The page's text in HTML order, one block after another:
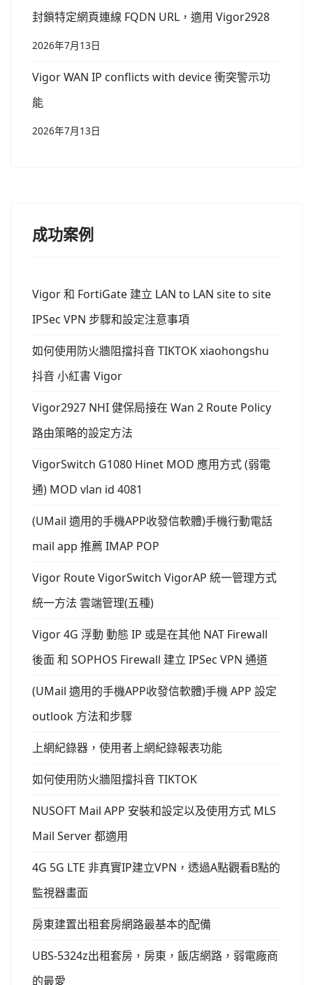
封鎖特定網頁連線 FQDN URL，適用 Vigor2928
2026年7月13日
Vigor WAN IP conflicts with device 衝突警示功
能
2026年7月13日
成功案例
Vigor 和 FortiGate 建立 LAN to LAN site to site
IPSec VPN 步驟和設定注意事項
如何使用防火牆阻擋抖音 TIKTOK xiaohongshu
抖音 小紅書 Vigor
Vigor2927 NHI 健保局接在 Wan 2 Route Policy
路由策略的設定方法
VigorSwitch G1080 Hinet MOD 應用方式 (弱電
通) MOD vlan id 4081
(UMail 適用的手機APP收發信軟體)手機行動電話
mail app 推薦 IMAP POP
Vigor Route VigorSwitch VigorAP 統一管理方式
統一方法 雲端管理(五種)
Vigor 4G 浮動 動態 IP 或是在其他 NAT Firewall
後面 和 SOPHOS Firewall 建立 IPSec VPN 通道
(UMail 適用的手機APP收發信軟體)手機 APP 設定
outlook 方法和步驟
上網紀錄器，使用者上網紀錄報表功能
如何使用防火牆阻擋抖音 TIKTOK
NUSOFT Mail APP 安裝和設定以及使用方式 MLS
Mail Server 都適用
4G 5G LTE 非真實IP建立VPN，透過A點觀看B點的
監視器畫面
房東建置出租套房網路最基本的配備
UBS-5324z出租套房，房東，飯店網路，弱電廠商
的最愛